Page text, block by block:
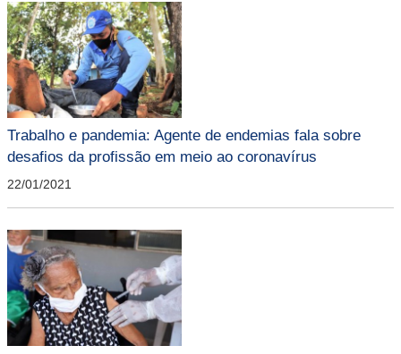
Trabalho e pandemia: Agente de endemias fala sobre
desafios da profissão em meio ao coronavírus
22/01/2021